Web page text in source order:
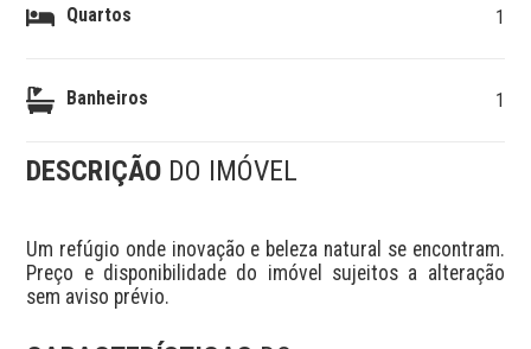
Quartos 1
Banheiros 1
DESCRIÇÃO DO IMÓVEL
Um refúgio onde inovação e beleza natural se encontram.
Preço e disponibilidade do imóvel sujeitos a alteração
sem aviso prévio.